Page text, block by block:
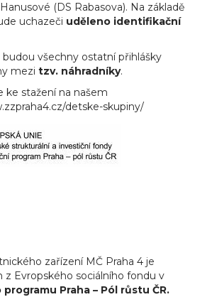
(DS Rabasova). Na základě
uchazeči uděleno identifikační
všechny ostatní přihlášky
mezi tzv. náhradníky.
ke stažení na našem
detske-skupiny/
zařízení MČ Praha 4 je
Evropského sociálního fondu v
Praha – Pól růstu ČR.